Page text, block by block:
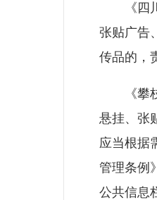
《四川
张贴广告
传品的，
《攀枝
悬挂、张
应当根据
管理条例
公共信息